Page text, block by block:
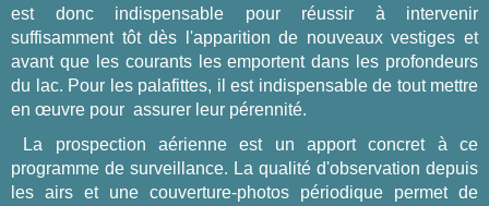
est donc indispensable pour réussir à intervenir
suffisamment tôt dès l'apparition de nouveaux vestiges et
avant que les courants les emportent dans les profondeurs
du lac. Pour les palafittes, il est indispensable de tout mettre
en œuvre pour assurer leur pérennité.
La prospection aérienne est un apport concret à ce
programme de surveillance. La qualité d'observation depuis
les airs et une couverture-photos périodique permet de